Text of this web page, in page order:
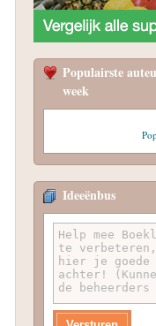
Populairste
week
Ideeënbus